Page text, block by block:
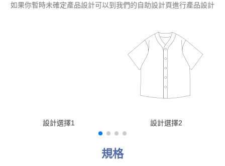
如果你暫時未確定產品設計可以到我們的自助設計頁進行產品設計
設計選擇1 設計選擇2
規格